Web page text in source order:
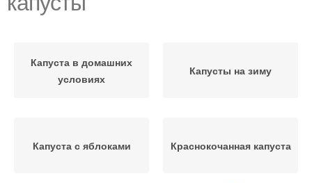
Капуста в домашних
условиях
Капусты на зиму
Капуста с яблоками Краснокочанная капуста